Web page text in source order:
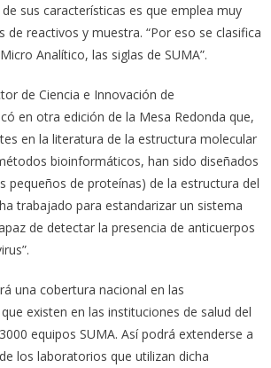
sus características es que emplea muy
de reactivos y muestra. “Por eso se clasifica
Analítico, las siglas de SUMA”.
de Ciencia e Innovación de
en otra edición de la Mesa Redonda que,
en la literatura de la estructura molecular
bioinformáticos, han sido diseñados
pequeños de proteínas) de la estructura del
trabajado para estandarizar un sistema
de detectar la presencia de anticuerpos
una cobertura nacional en las
existen en las instituciones de salud del
equipos SUMA. Así podrá extenderse a
los laboratorios que utilizan dicha